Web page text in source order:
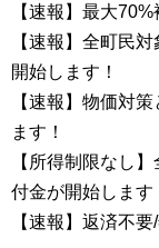
【速報】最大
【速報】全町民
開始します！
【速報】物価対
ます！
【所得制限なし
付金が開始します
【速報】返済不